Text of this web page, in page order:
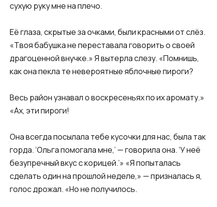
сухую руку мне на плечо.
Её глаза, скрытые за очками, были красными от слёз.
«Твоя бабушка не переставала говорить о своей
драгоценной внучке.» Я вытерла слезу. «Помнишь,
как она пекла те невероятные яблочные пироги?
Весь район узнавал о воскресеньях по их аромату.»
«Ах, эти пироги!
Она всегда посылала тебе кусочки для нас, была так
горда. ‘Ольга помогала мне,’ — говорила она. ‘У неё
безупречный вкус с корицей.’» «Я попыталась
сделать один на прошлой неделе,» — призналась я,
голос дрожал. «Но не получилось.